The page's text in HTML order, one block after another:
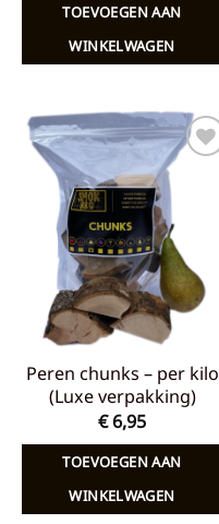
TOEVOEGEN AAN
WINKELWAGEN
Toevoegen
aan
verlanglijst
Peren chunks – per kilo
(Luxe verpakking)
€6,95
TOEVOEGEN AAN
WINKELWAGEN